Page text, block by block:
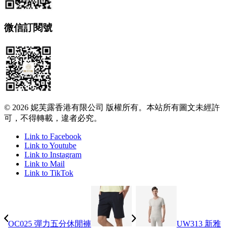
微信訂閱號
© 2026 妮芙露香港有限公司 版權所有。本站所有圖文未經許
可，不得轉載，違者必究。
Link to Facebook
Link to Youtube
Link to Instagram
Link to Mail
Link to TikTok
OC025 彈力五分休閒褲
UW313 新雅